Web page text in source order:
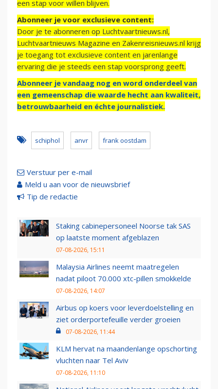
een stap voor willen blijven.
Abonneer je voor exclusieve content:
Door je te abonneren op Luchtvaartnieuws.nl,
Luchtvaartnieuws Magazine en Zakenreisnieuws.nl krijg
je toegang tot exclusieve content en jarenlange
ervaring die je steeds een stap voorsprong geeft.
Abonneer je vandaag nog en word onderdeel van
een gemeenschap die waarde hecht aan kwaliteit,
betrouwbaarheid en échte journalistiek.
schiphol anvr frank oostdam
Verstuur per e-mail
Meld u aan voor de nieuwsbrief
Tip de redactie
Staking cabinepersoneel Noorse tak SAS
op laatste moment afgeblazen
07-08-2026, 15:11
Malaysia Airlines neemt maatregelen
nadat piloot 70.000 xtc-pillen smokkelde
07-08-2026, 14:07
Airbus op koers voor leverdoelstelling en
ziet orderportefeuille verder groeien
07-08-2026, 11:44
KLM hervat na maandenlange opschorting
vluchten naar Tel Aviv
07-08-2026, 11:10